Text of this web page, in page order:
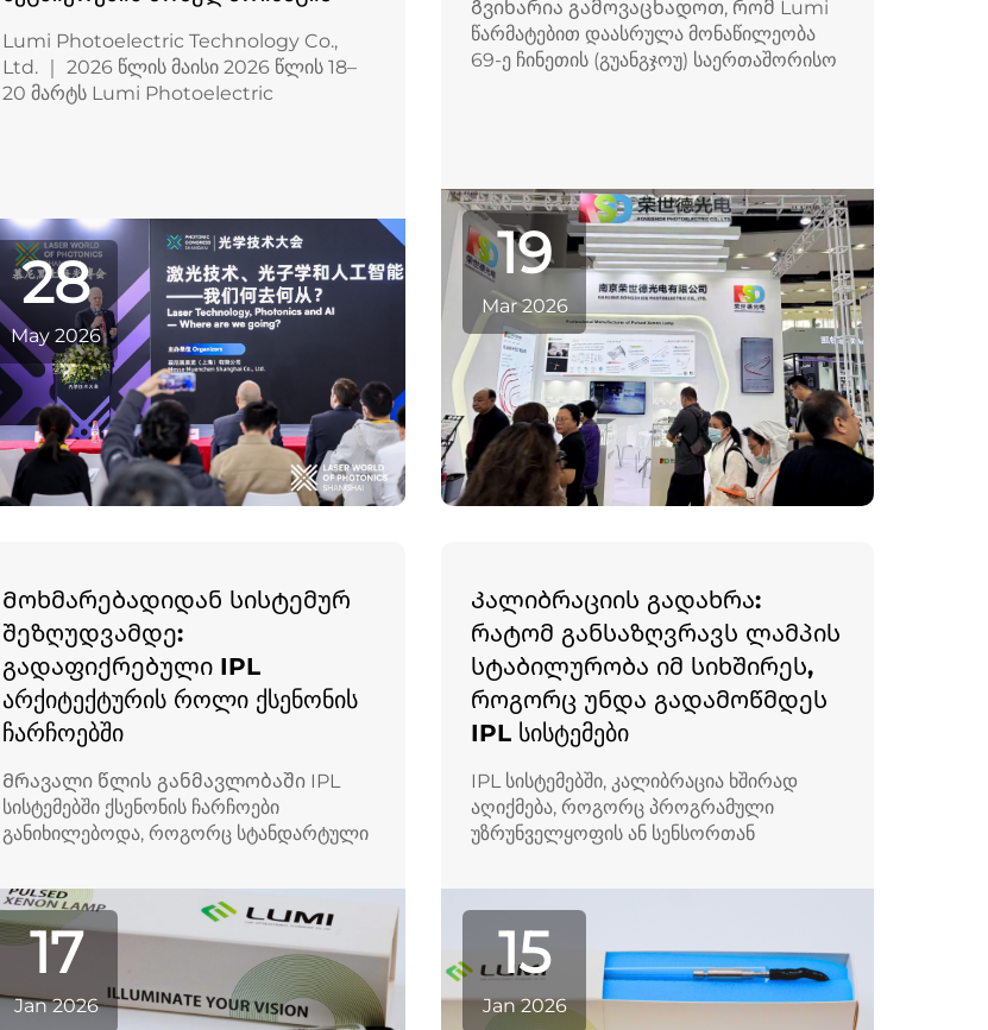
Lumi Photoelectric Technology Co.,
Ltd. ｜ 2026 წლის მაისი 2026 წლის 18–
20 მარტს Lumi Photoelectric
28
May 2026
Გვიხარია გამოვაცხადოთ, რომ Lumi
წარმატებით დაასრულა მონაწილეობა
69-ე ჩინეთის (გუანგჯოუ) საერთაშორისო
კომპლექსში, გუანგჯოუში. როგორც ერთ-
ერთი...
19
Mar 2026
Მოხმარებადიდან სისტემურ
შეზღუდვამდე:
გადაფიქრებული IPL
არქიტექტურის როლი ქსენონის
ჩარჩოებში
Მრავალი წლის განმავლობაში IPL
სისტემებში ქსენონის ჩარჩოები
განიხილებოდა, როგორც სტანდარტული
ელემენტები, რომლებიც მოელოდნენ
იმას, რომ ისინი ილღობოდნენ,
შეეცვალებოდნენ და ძირითადად
რჩებოდნენ სისტემის ძირეული დიზაინის
გარეთ. თუმცა, როგორც კი IPL
პლატფორმები მიმავლობით მიდიან
17
Jan 2026
Კალიბრაციის გადახრა:
რატომ განსაზღვრავს ლამპის
სტაბილურობა იმ სიხშირეს,
როგორც უნდა გადამოწმდეს
IPL სისტემები
IPL სისტემებში, კალიბრაცია ხშირად
აღიქმება, როგორც პროგრამული
უზრუნველყოფის ან სენსორთან
წარმოებლებისა და სერვისული გუნდების
მიერ შეგროვებული გრძელვადიანი
ექსპლუატაციის მონაცემები მიუთითებს
იმაზე, რომ კალიბრაციის გადახრა
ძირეულად განპირობებულია ჩარჩო-
ლამპის სტაბილურობით...
15
Jan 2026